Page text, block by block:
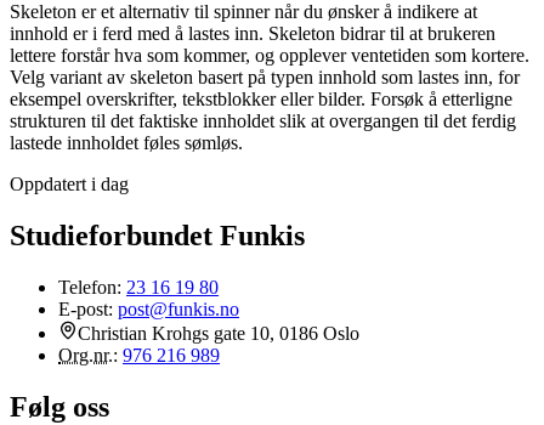
Skeleton er et alternativ til spinner når du ønsker å indikere at
innhold er i ferd med å lastes inn. Skeleton bidrar til at brukeren
lettere forstår hva som kommer, og opplever ventetiden som kortere.
Velg variant av skeleton basert på typen innhold som lastes inn, for
eksempel overskrifter, tekstblokker eller bilder. Forsøk å etterligne
strukturen til det faktiske innholdet slik at overgangen til det ferdig
lastede innholdet føles sømløs.
Oppdatert i dag
Studieforbundet Funkis
Telefon: 23 16 19 80
E-post: post@funkis.no
Christian Krohgs gate 10, 0186 Oslo
Org.nr.: 976 216 989
Følg oss